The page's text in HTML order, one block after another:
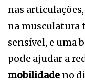
nas
na musculatura
sensível, e uma
pode ajudar a
mobilidade no